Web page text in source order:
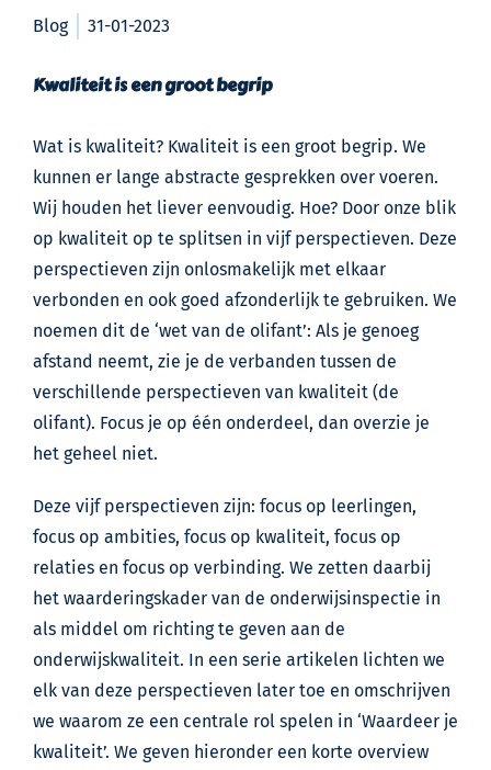
Blog 31-01-2023
Kwaliteit is een groot begrip
Wat is kwaliteit? Kwaliteit is een groot begrip. We
kunnen er lange abstracte gesprekken over voeren.
Wij houden het liever eenvoudig. Hoe? Door onze blik
op kwaliteit op te splitsen in vijf perspectieven. Deze
perspectieven zijn onlosmakelijk met elkaar
verbonden en ook goed afzonderlijk te gebruiken. We
noemen dit de ‘wet van de olifant’: Als je genoeg
afstand neemt, zie je de verbanden tussen de
verschillende perspectieven van kwaliteit (de
olifant). Focus je op één onderdeel, dan overzie je
het geheel niet.
Deze vijf perspectieven zijn: focus op leerlingen,
focus op ambities, focus op kwaliteit, focus op
relaties en focus op verbinding. We zetten daarbij
het waarderingskader van de onderwijsinspectie in
als middel om richting te geven aan de
onderwijskwaliteit. In een serie artikelen lichten we
elk van deze perspectieven later toe en omschrijven
we waarom ze een centrale rol spelen in ‘Waardeer je
kwaliteit’. We geven hieronder een korte overview